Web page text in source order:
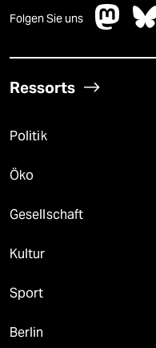
Folgen Sie uns
Ressorts
Politik
Öko
Gesellschaft
Kultur
Sport
Berlin